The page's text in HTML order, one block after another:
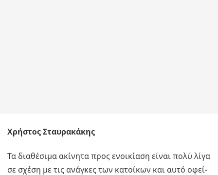
Χρήστος Σταυρακάκης
Τα δια­θέ­σι­µα ακί­νη­τα προς ενοι­κί­α­ση είναι πολύ λίγα
σε σχέση µε τις ανά­γκες των κα­τοί­κων και αυτό οφεί­